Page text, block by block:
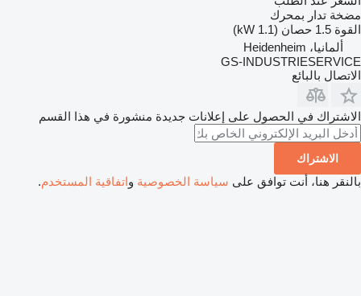
مضخة تدار بمحرك
القوة 1.5 حصان (1.1 kW)
ألمانيا، Heidenheim
GS-INDUSTRIESERVICE
الاتصال بالبائع
الاشتراك في الحصول على إعلانات جديدة منشورة في هذا القسم
الاشتراك
بالنقر هنا، أنت توافق على سياسة الخصوصية واتفاقية المستخدم.